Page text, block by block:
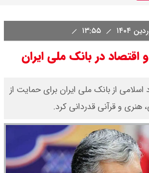
در بانک ملی ایران
اسلامی از بانک ملی ایران برای حمایت از
هنری و قرآنی قدردانی کرد.